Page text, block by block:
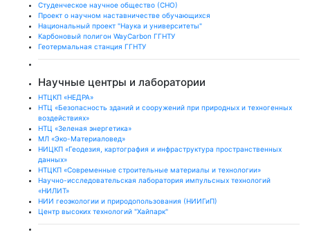
Студенческое научное общество (СНО)
Проект о научном наставничестве обучающихся
Национальный проект "Наука и университеты"
Карбоновый полигон WayCarbon ГГНТУ
Геотермальная станция ГГНТУ
Научные центры и лаборатории
НТЦКП «НЕДРА»
НТЦ «Безопасность зданий и сооружений при природных и техногенных
воздействиях»
НТЦ «Зеленая энергетика»
МЛ «Эко-Материаловед»
НИЦКП «Геодезия, картография и инфраструктура пространственных
данных»
НТЦКП «Современные строительные материалы и технологии»
Научно-исследовательская лаборатория импульсных технологий
«НИЛИТ»
НИИ геоэкологии и природопользования (НИИГиП)
Центр высоких технологий "Хайпарк"